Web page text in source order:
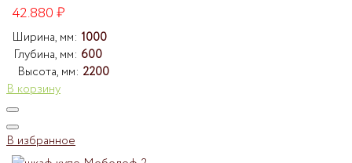
42.880₽
Ширина, мм: 1000
Глубина, мм: 600
Высота, мм: 2200
В корзину
В избранное